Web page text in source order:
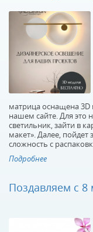
матрица оснащена
нашем сайте. Для это
светильник, зайти в
макет». Далее, пойдет
сложность с
Подробнее
Поздавляем с 8